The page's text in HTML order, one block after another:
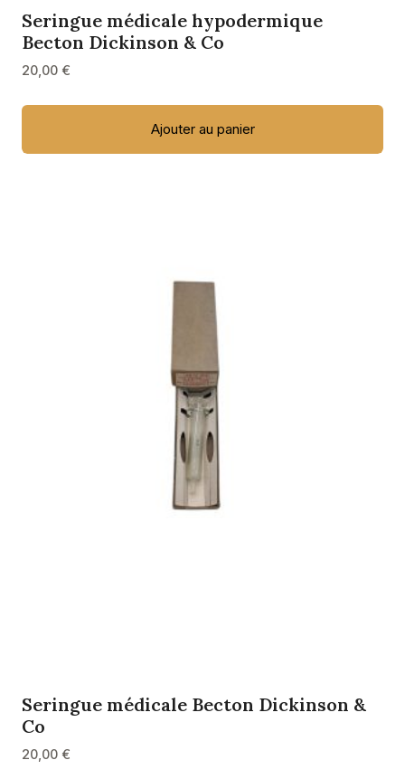
Seringue médicale hypodermique
Becton Dickinson & Co
20,00 €
Ajouter au panier
Seringue médicale Becton Dickinson &
Co
20,00 €